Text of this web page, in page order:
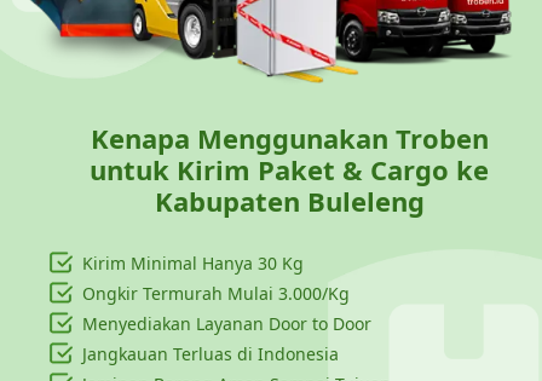
Kenapa Menggunakan Troben
untuk Kirim Paket & Cargo ke
Kabupaten Buleleng
Kirim Minimal Hanya 30 Kg
Ongkir Termurah Mulai 3.000/Kg
Menyediakan Layanan Door to Door
Jangkauan Terluas di Indonesia